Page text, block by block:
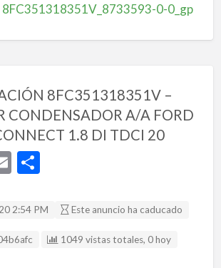
8FC351318351V_8733593-0-0_gp
8FC351318351V –
CONDENSADOR A/A FORD
1.8 DI TDCI 20
E
ai
l
C
m
p
ar
2:54 PM Este anuncio ha caducado
1049 vistas totales, 0 hoy